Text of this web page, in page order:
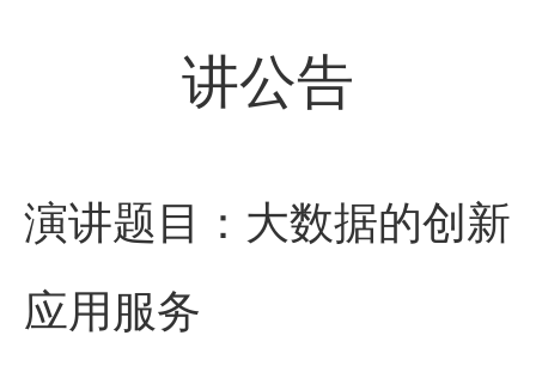
讲公告
演讲题目：大数据的创新
应用服务